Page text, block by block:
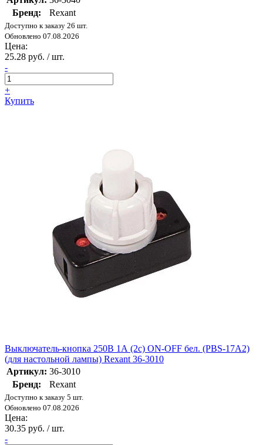
Бренд:
Rexant
Доступно к заказу 26 шт.
Обновлено 07.08.2026
Цена:
25.28 руб. / шт.
-
+
Купить
Выключатель-кнопка 250В 1А (2с) ON-OFF бел. (PBS-17A2)
(для настольной лампы) Rexant 36-3010
Артикул: 36-3010
Бренд:
Rexant
Доступно к заказу 5 шт.
Обновлено 07.08.2026
Цена:
30.35 руб. / шт.
-